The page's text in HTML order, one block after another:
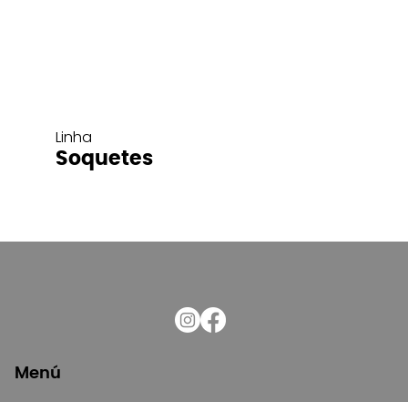
Linha
Soquetes
Menú